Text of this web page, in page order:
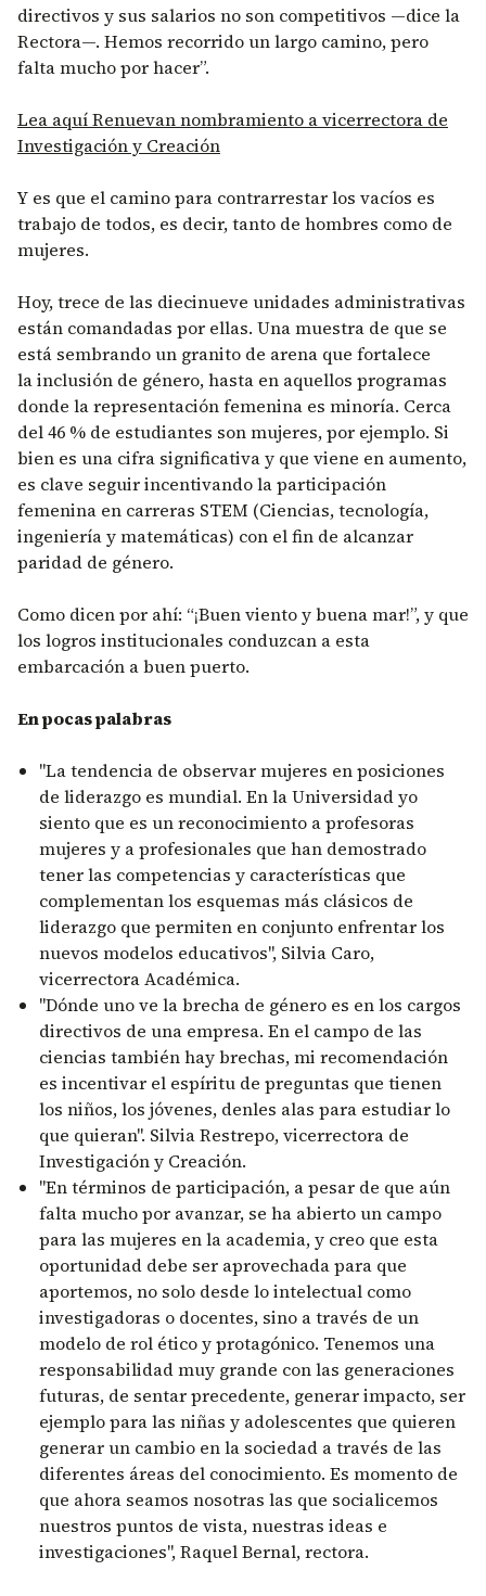
directivos y sus salarios no son competitivos —dice la
Rectora—. Hemos recorrido un largo camino, pero
falta mucho por hacer”.
Lea aquí Renuevan nombramiento a vicerrectora de
Investigación y Creación
Y es que el camino para contrarrestar los vacíos es
trabajo de todos, es decir, tanto de hombres como de
mujeres.
Hoy, trece de las diecinueve unidades administrativas
están comandadas por ellas. Una muestra de que se
está sembrando un granito de arena que fortalece
la inclusión de género, hasta en aquellos programas
donde la representación femenina es minoría. Cerca
del 46 % de estudiantes son mujeres, por ejemplo. Si
bien es una cifra significativa y que viene en aumento,
es clave seguir incentivando la participación
femenina en carreras STEM (Ciencias, tecnología,
ingeniería y matemáticas) con el fin de alcanzar
paridad de género.
Como dicen por ahí: “¡Buen viento y buena mar!”, y que
los logros institucionales conduzcan a esta
embarcación a buen puerto.
En pocas palabras
"La tendencia de observar mujeres en posiciones
de liderazgo es mundial. En la Universidad yo
siento que es un reconocimiento a profesoras
mujeres y a profesionales que han demostrado
tener las competencias y características que
complementan los esquemas más clásicos de
liderazgo que permiten en conjunto enfrentar los
nuevos modelos educativos", Silvia Caro,
vicerrectora Académica.
"Dónde uno ve la brecha de género es en los cargos
directivos de una empresa. En el campo de las
ciencias también hay brechas, mi recomendación
es incentivar el espíritu de preguntas que tienen
los niños, los jóvenes, denles alas para estudiar lo
que quieran". Silvia Restrepo, vicerrectora de
Investigación y Creación.
"En términos de participación, a pesar de que aún
falta mucho por avanzar, se ha abierto un campo
para las mujeres en la academia, y creo que esta
oportunidad debe ser aprovechada para que
aportemos, no solo desde lo intelectual como
investigadoras o docentes, sino a través de un
modelo de rol ético y protagónico. Tenemos una
responsabilidad muy grande con las generaciones
futuras, de sentar precedente, generar impacto, ser
ejemplo para las niñas y adolescentes que quieren
generar un cambio en la sociedad a través de las
diferentes áreas del conocimiento. Es momento de
que ahora seamos nosotras las que socialicemos
nuestros puntos de vista, nuestras ideas e
investigaciones", Raquel Bernal, rectora.